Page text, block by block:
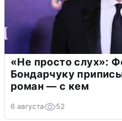
«Не просто слух»:
Бондарчуку
роман — с кем
6 августа 52